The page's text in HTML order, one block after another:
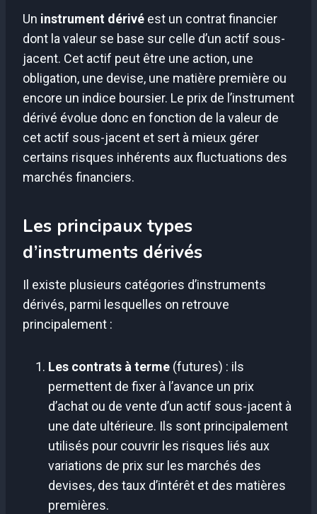
Un instrument dérivé est un contrat financier
dont la valeur se base sur celle d’un actif sous-
jacent. Cet actif peut être une action, une
obligation, une devise, une matière première ou
encore un indice boursier. Le prix de l’instrument
dérivé évolue donc en fonction de la valeur de
cet actif sous-jacent et sert à mieux gérer
certains risques inhérents aux fluctuations des
marchés financiers.
Les principaux types
d’instruments dérivés
Il existe plusieurs catégories d’instruments
dérivés, parmi lesquelles on retrouve
principalement :
Les contrats à terme (futures) : ils
permettent de fixer à l’avance un prix
d’achat ou de vente d’un actif sous-jacent à
une date ultérieure. Ils sont principalement
utilisés pour couvrir les risques liés aux
variations de prix sur les marchés des
devises, des taux d’intérêt et des matières
premières.